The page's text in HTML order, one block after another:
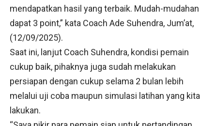
mendapatkan hasil yang terbaik. Mudah-mudahan
dapat 3 point,” kata Coach Ade Suhendra, Jum’at,
(12/09/2025).
Saat ini, lanjut Coach Suhendra, kondisi pemain
cukup baik, pihaknya juga sudah melakukan
persiapan dengan cukup selama 2 bulan lebih
melalui uji coba maupun simulasi latihan yang kita
lakukan.